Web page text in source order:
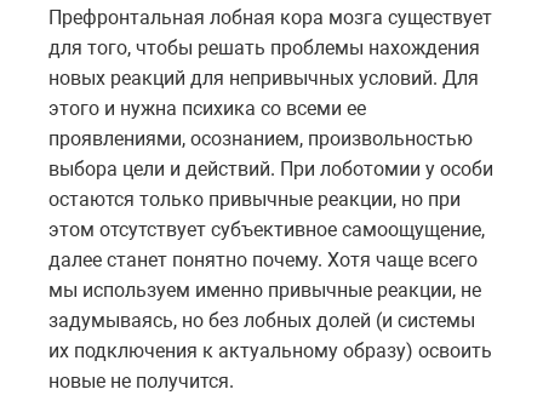
Префронтальная лобная кора мозга существует
для того, чтобы решать проблемы нахождения
новых реакций для непривычных условий. Для
этого и нужна психика со всеми ее
проявлениями, осознанием, произвольностью
выбора цели и действий. При лоботомии у особи
остаются только привычные реакции, но при
этом отсутствует субъективное самоощущение,
далее станет понятно почему. Хотя чаще всего
мы используем именно привычные реакции, не
задумываясь, но без лобных долей (и системы
их подключения к актуальному образу) освоить
новые не получится.